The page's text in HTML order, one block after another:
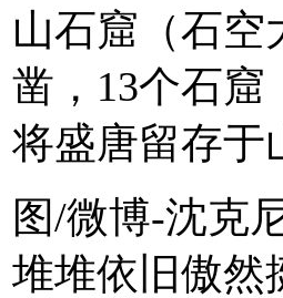
山石窟（石空
凿，13个石窟
将盛唐留存于
图/微博-沈克
堆堆依旧傲然